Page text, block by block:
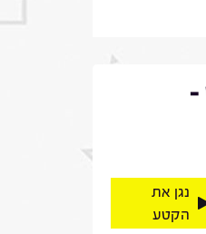
-
נגן את
הקטע